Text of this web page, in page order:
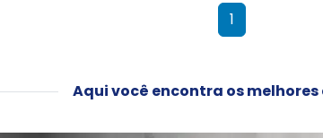
1
Aqui você encontra os